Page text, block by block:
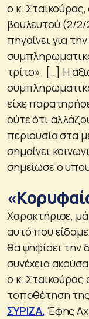
ο κ.
βουλευτού (2/2/
πηγαίνει για
τρίτο». [..] Η
είχε
ούτε ότι
περιουσία στα
σημαίνει
σημείωσε ο
Χαρακτήρισε,
αυτό που
θα ψηφίσει την
συνέχεια
ο κ.
τοποθέτηση
ΣΥΡΙΖΑ, Έφης